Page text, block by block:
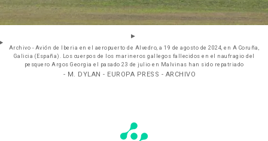
Archivo - Avión de Iberia en el aeropuerto de Alvedro, a 19 de agosto de 2024, en A Coruña,
Galicia (España). Los cuerpos de los marineros gallegos fallecidos en el naufragio del
pesquero Argos Georgia el pasado 23 de julio en Malvinas han sido repatriado
- M. DYLAN - EUROPA PRESS - ARCHIVO